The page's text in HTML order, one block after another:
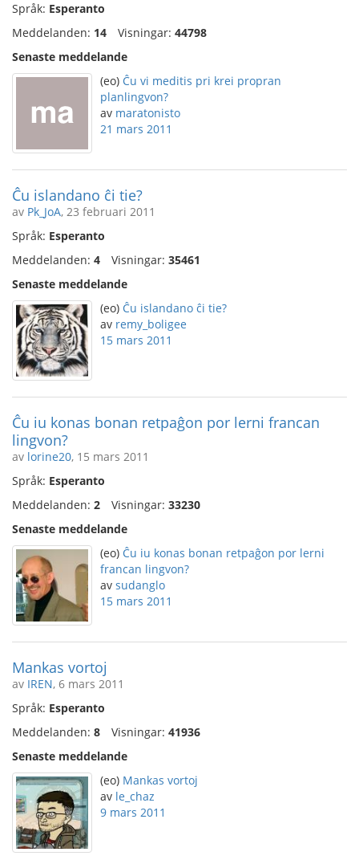
Språk: Esperanto
Meddelanden: 14 Visningar: 44798
Senaste meddelande
(eo) Ĉu vi meditis pri krei propran
planlingvon?
av maratonisto
21 mars 2011
Ĉu islandano ĉi tie?
av Pk_JoA, 23 februari 2011
Språk: Esperanto
Meddelanden: 4 Visningar: 35461
Senaste meddelande
(eo) Ĉu islandano ĉi tie?
av remy_boligee
15 mars 2011
Ĉu iu konas bonan retpaĝon por lerni francan
lingvon?
av lorine20, 15 mars 2011
Språk: Esperanto
Meddelanden: 2 Visningar: 33230
Senaste meddelande
(eo) Ĉu iu konas bonan retpaĝon por lerni
francan lingvon?
av sudanglo
15 mars 2011
Mankas vortoj
av IREN, 6 mars 2011
Språk: Esperanto
Meddelanden: 8 Visningar: 41936
Senaste meddelande
(eo) Mankas vortoj
av le_chaz
9 mars 2011